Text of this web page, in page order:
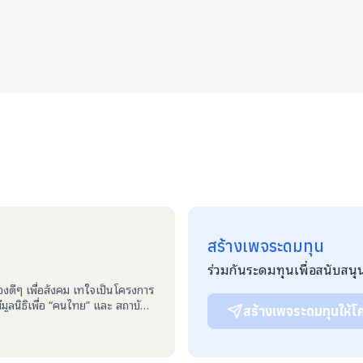
ดีๆ เพื่อสังคม เทใจเป็นโครงการ
นิธิเพื่อ “คนไทย” และ สถาบัน
การดำเนินโครงการที่ตน
สร้างเพจระดมทุน
ร่วมกันระดมทุนเพื่อสนับสนุ
สร้างเพจระดมทุนให้โ